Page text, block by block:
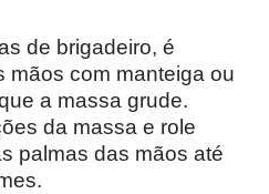
de brigadeiro, é
mãos com manteiga ou
a massa grude.
da massa e role
palmas das mãos até